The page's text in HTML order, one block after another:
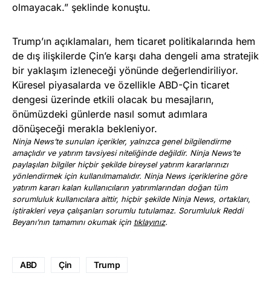
olmayacak.” şeklinde konuştu.
Trump’ın açıklamaları, hem ticaret politikalarında hem
de dış ilişkilerde Çin’e karşı daha dengeli ama stratejik
bir yaklaşım izleneceği yönünde değerlendiriliyor.
Küresel piyasalarda ve özellikle ABD-Çin ticaret
dengesi üzerinde etkili olacak bu mesajların,
önümüzdeki günlerde nasıl somut adımlara
dönüşeceği merakla bekleniyor.
Ninja News’te sunulan içerikler, yalnızca genel bilgilendirme
amaçlıdır ve yatırım tavsiyesi niteliğinde değildir. Ninja News’te
paylaşılan bilgiler hiçbir şekilde bireysel yatırım kararlarınızı
yönlendirmek için kullanılmamalıdır. Ninja News içeriklerine göre
yatırım kararı kalan kullanıcıların yatırımlarından doğan tüm
sorumluluk kullanıcılara aittir, hiçbir şekilde Ninja News, ortakları,
iştirakleri veya çalışanları sorumlu tutulamaz. Sorumluluk Reddi
Beyanı’nın tamamını okumak için tıklayınız.
ABD Çin Trump